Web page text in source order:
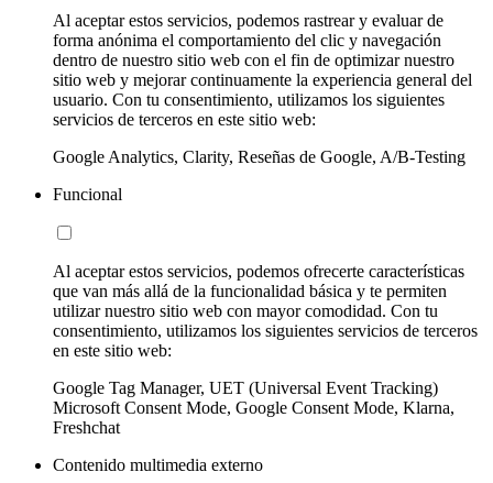
Al aceptar estos servicios, podemos rastrear y evaluar de
forma anónima el comportamiento del clic y navegación
dentro de nuestro sitio web con el fin de optimizar nuestro
sitio web y mejorar continuamente la experiencia general del
usuario. Con tu consentimiento, utilizamos los siguientes
servicios de terceros en este sitio web:
Google Analytics, Clarity, Reseñas de Google, A/B-Testing
Funcional
Al aceptar estos servicios, podemos ofrecerte características
que van más allá de la funcionalidad básica y te permiten
utilizar nuestro sitio web con mayor comodidad. Con tu
consentimiento, utilizamos los siguientes servicios de terceros
en este sitio web:
Google Tag Manager, UET (Universal Event Tracking)
Microsoft Consent Mode, Google Consent Mode, Klarna,
Freshchat
Contenido multimedia externo